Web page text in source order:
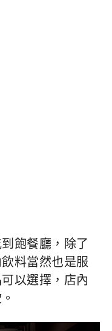
飽餐廳，除了
料當然也是服
以選擇，店內